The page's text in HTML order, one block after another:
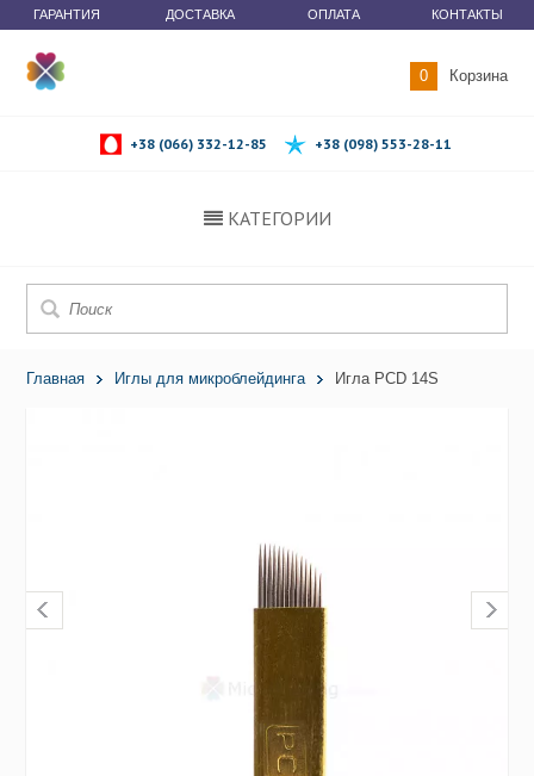
ГАРАНТИЯ ДОСТАВКА ОПЛАТА КОНТАКТЫ
0 Корзина
+38 (066) 332-12-85 +38 (098) 553-28-11
КАТЕГОРИИ
Главная Иглы для микроблейдинга Игла PCD 14S